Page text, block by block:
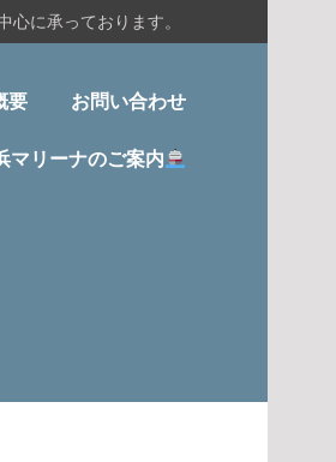
に承っております。
要 お問い合わせ
マリーナのご案内